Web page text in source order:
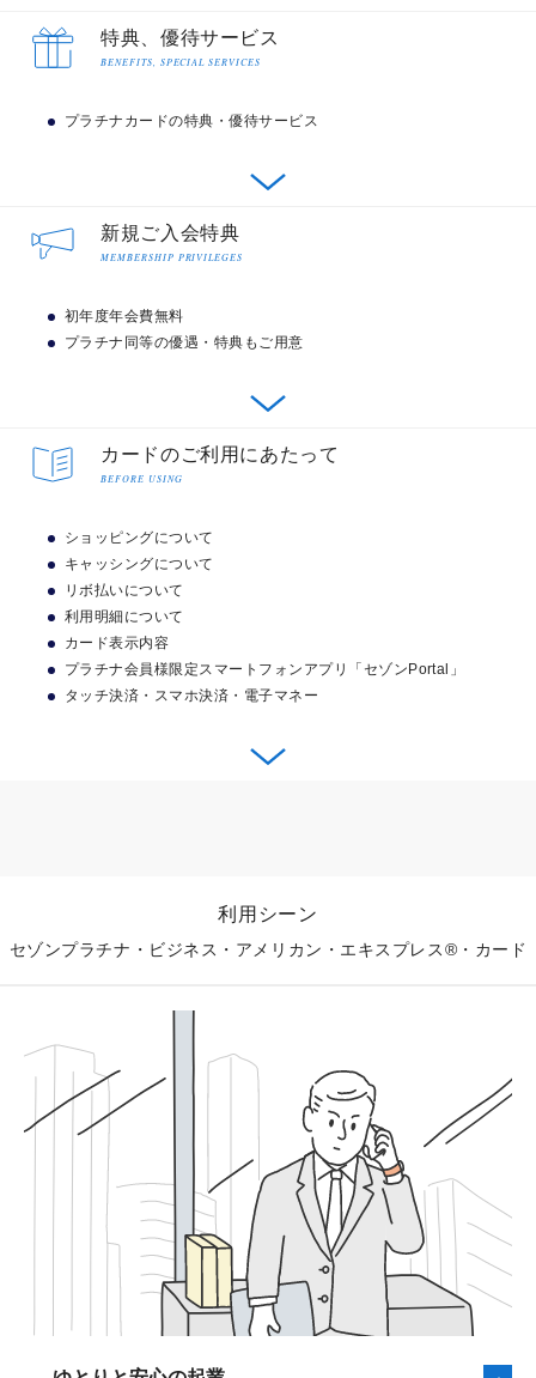
経費・税金の支払いでポイントが貯まる
確定申告の手続きが簡単になる
プラチナ会員様専用コンシェルジュ・サービス
プラチナ会員様専用のコールセンターをご用意いたしま
した。トラベルに関することや、その他さまざまな手配
コンシェルジュ・サービス
プラチナ会員様限定の優待・特典・サービスが
充実
セゾン・アメリカン・エキスプレス®・カードの中でも
特にプレミアムなプラチナカードの優待・特典・サービ
スがご利用いただけます。海外空港ラウンジ利用、高級
の対象となりますが、セゾンプラチナ・ビジネス・アメ
めれば経費処理にかかる時間も削減でき、ポイントも貯
まります。
ビジネスカードについて
中小企業・個人事業主向けのローンサービスで
資金繰りに余裕を
最大950万円のゆとりあるご融資可能枠とお借り入れ額
海外ショッピングご利用で2倍
セゾンプラチナ・ビジネス・アメリカン・エキスプレス
不滅ポイントが通常の2倍（1,000円（税込）ごとに2ポ
1ポイント＝最大5円相当
キャッシングのご利用、年会費、カード再発行手数料、Edyへのチャージ、
nanacoへのチャージなどにポイントは付きません。
滅ポイント優遇サービスの対象外となります。
一部還元率の異なるサービスおよび加盟店がございます。
ントモールなどのサービスとの重複によるポイント加算はございません。
JALのマイル
マイルが貯まるサービス「SAISON MILE CLUB」にご
登録いただくと、ショッピングご利用金額に応じて自動
特典、優待サービス
BENEFITS, SPECIAL SERVICES
プラチナカードの特典・優待サービス
ビジネスサポートからグルメ、ショッピング、国内・海
きるものまでさまざまなジャンルの優待・特典サービス
プラチナ会員様限定のサービス
ラチナ会員様専用のスタッフが誠
心誠意対応
ス®・カード アプリ
期間限定サービス
ル、季節特集や期間限定特典などの
450以上のお得な特典をご用意
会員様限定の、キャッシュバック専
用キャンペーンプログラム。最大3
0%キャッシュバックもご用意
ビジネスに関するサービス
新規ご入会特典
MEMBERSHIP PRIVILEGES
初年度年会費無料
プラチナ同等の優遇・特典もご用意
審査により、お申し込みの意に沿えない場合がございますので、あらかじめご
ります。
初年度年会費無料は予告なく変更・中止させていただく場合がございます。
カードのご利用にあたって
BEFORE USING
ショッピングについて
キャッシングについて
リボ払いについて
利用明細について
カード表示内容
プラチナ会員様限定スマートフォンアプリ「セゾンPortal」
タッチ決済・スマホ決済・電子マネー
外でも世界200ヵ国以上のアメリカン・エキスプレスの
キャッシングについて
銀行やコンビニなど、セゾンカードのステッカーのある
全国のATMでご利用いただけます。 また、ONLINEキャ
ッシングのご利用なら、パソコンや携帯電話から24時間
お手続きができ、最短数十秒※でお振り込みいたしま
振込手数料はクレディセゾンが負担いたします。
利用シーン
セゾンプラチナ・ビジネス・アメリカン・エキスプレス®・カード